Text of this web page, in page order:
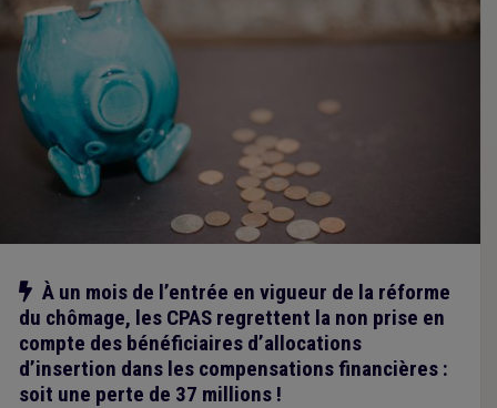
Notre action
À un mois de l’entrée en vigueur de la réforme
du chômage, les CPAS regrettent la non prise en
compte des bénéficiaires d’allocations
d’insertion dans les compensations financières :
soit une perte de 37 millions !